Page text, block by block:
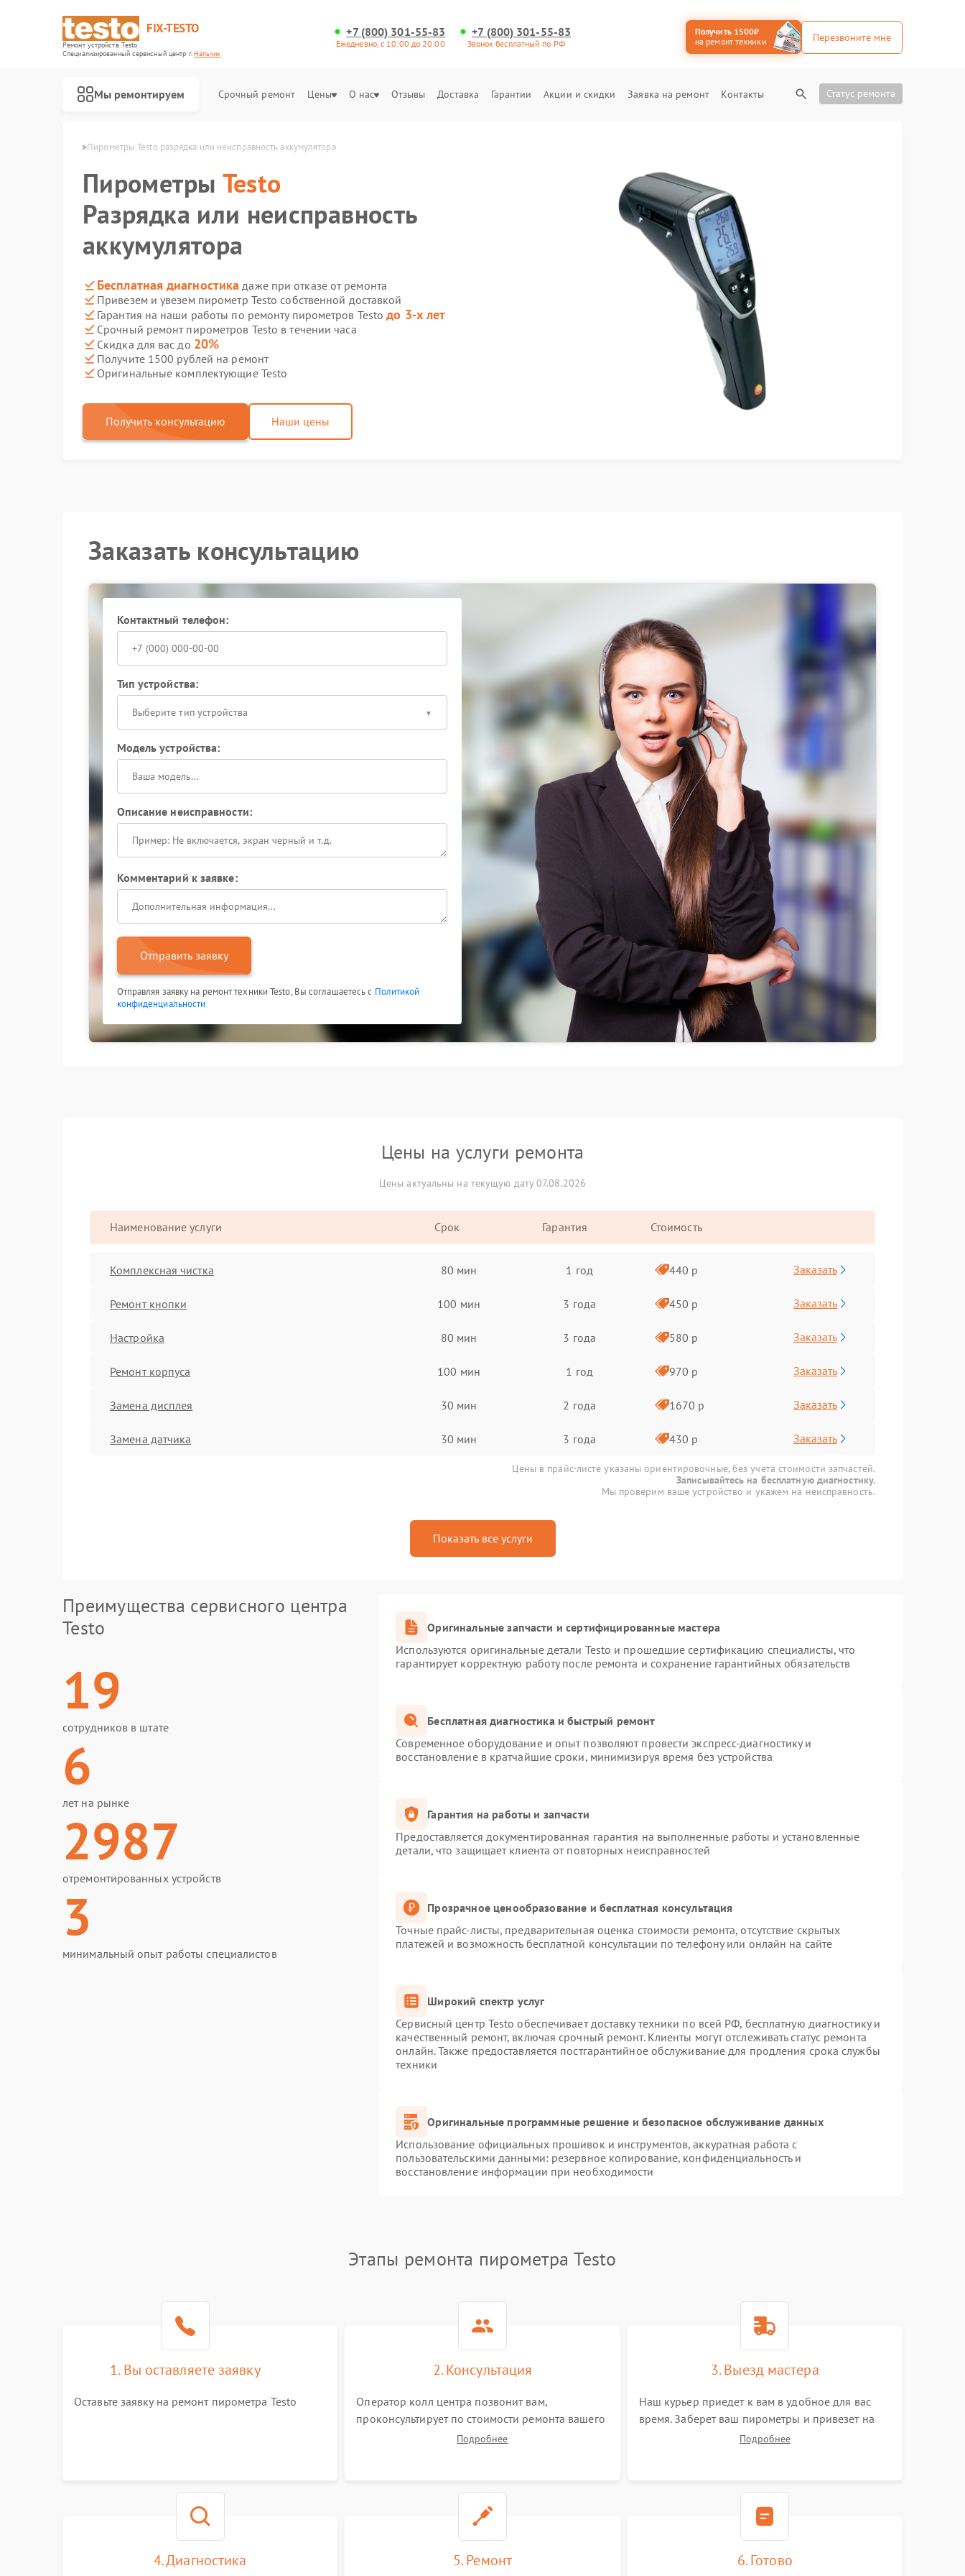
FIX-TESTO
Ремонт устройств Testo
Специализированный cервисный центр г.Нальчик
+7 (800) 301-55-83
Ежедневно, с 10:00 до 20:00
+7 (800) 301-55-83
Звонок бесплатный по РФ
Получить 1500₽
на ремонт техники
Перезвоните мне
Мы ремонтируем Срочный ремонт Цены О нас Отзывы Доставка Гарантии Акции и скидки Заявка на ремонт Контакты Статус ремонта
Testo в Нальчике Пирометры Testo разрядка или неисправность аккумулятора
Пирометры Testo
Разрядка или неисправность
аккумулятора
Бесплатная диагностика даже при отказе от ремонта
Привезем и увезем пирометр Testo собственной доставкой
Гарантия на наши работы по ремонту пирометров Testoдо 3-х лет
Срочный ремонт пирометров Testo в течении часа
Скидка для вас до 20%
Получите 1500 рублей на ремонт
Оригинальные комплектующие Testo
Получить консультацию Наши цены
Заказать консультацию
Контактный телефон:
Тип устройства:
Выберите тип устройства
Модель устройства:
Описание неисправности:
Комментарий к заявке:
Отправить заявку
Отправляя заявку на ремонт техники Testo, Вы соглашаетесь с Политикой
конфиденциальности
Цены на услуги ремонта
Цены актуальны на текущую дату 07.08.2026
Наименование услуги Срок Гарантия Стоимость
Комплексная чистка 80 мин 1 год 440 р Заказать
Ремонт кнопки 100 мин 3 года 450 р Заказать
Настройка 80 мин 3 года 580 р Заказать
Ремонт корпуса 100 мин 1 год 970 р Заказать
Замена дисплея 30 мин 2 года 1670 р Заказать
Замена датчика 30 мин 3 года 430 р Заказать
Цены в прайс-листе указаны ориентировочные, без учета стоимости запчастей.
Записывайтесь на бесплатную диагностику.
Мы проверим ваше устройство и укажем на неисправность.
Показать все услуги
Преимущества сервисного центра
Testo
19
сотрудников в штате
6
лет на рынке
2987
отремонтированных устройств
3
минимальный опыт работы специалистов
Оригинальные запчасти и сертифицированные мастера
Используются оригинальные детали Testo и прошедшие сертификацию специалисты, что
гарантирует корректную работу после ремонта и сохранение гарантийных обязательств
Бесплатная диагностика и быстрый ремонт
Современное оборудование и опыт позволяют провести экспресс-диагностику и
восстановление в кратчайшие сроки, минимизируя время без устройства
Гарантия на работы и запчасти
Предоставляется документированная гарантия на выполненные работы и установленные
детали, что защищает клиента от повторных неисправностей
Прозрачное ценообразование и бесплатная консультация
Точные прайс-листы, предварительная оценка стоимости ремонта, отсутствие скрытых
платежей и возможность бесплатной консультации по телефону или онлайн на сайте
Широкий спектр услуг
Сервисный центр Testo обеспечивает доставку техники по всей РФ, бесплатную диагностику и
качественный ремонт, включая срочный ремонт. Клиенты могут отслеживать статус ремонта
онлайн. Также предоставляется постгарантийное обслуживание для продления срока службы
техники
Оригинальные программные решение и безопасное обслуживание данных
Использование официальных прошивок и инструментов, аккуратная работа с
пользовательскими данными: резервное копирование, конфиденциальность и
восстановление информации при необходимости
Этапы ремонта пирометра Testo
1. Вы оставляете заявку
Оставьте заявку на ремонт пирометра Testo
2. Консультация
Оператор колл центра позвонит вам,
проконсультирует по стоимости ремонта вашего
пирометра а также ответит на все ваши
Подробнее
3. Выезд мастера
Наш курьер приедет к вам в удобное для вас
время. Заберет ваш пирометры и привезет на
склад для диагностики.Подробнее
4. Диагностика 5. Ремонт 6. Готово